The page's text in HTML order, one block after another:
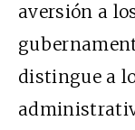
aversión a
distingue a